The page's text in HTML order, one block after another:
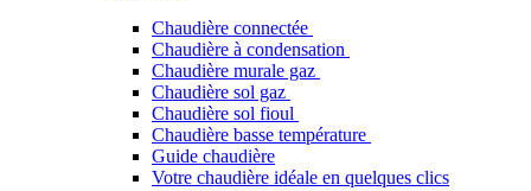
Chaudière connectée
Chaudière à condensation
Chaudière murale gaz
Chaudière sol gaz
Chaudière sol fioul
Chaudière basse température
Guide chaudière
Votre chaudière idéale en quelques clics